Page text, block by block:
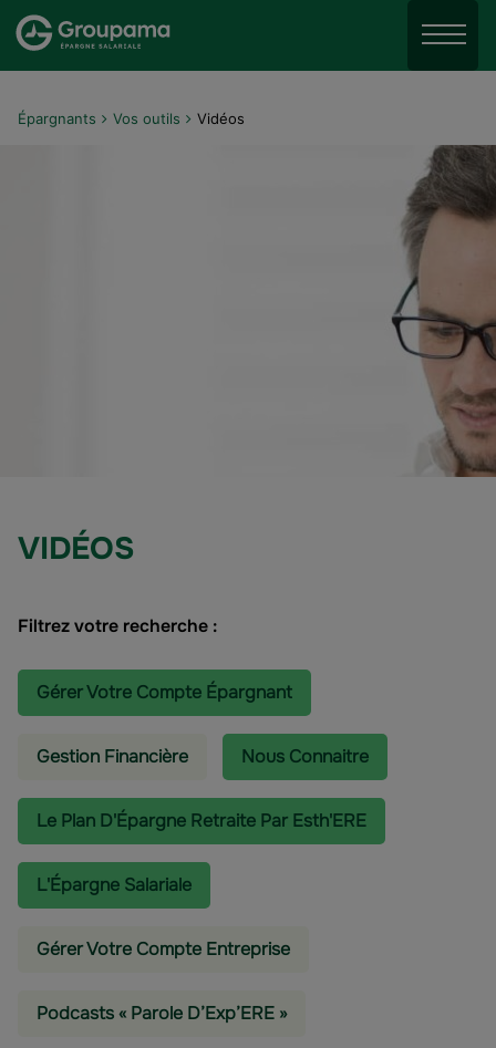
Aller au menu
Aller au contenu
Menu
Épargnants Vos outils Vidéos
VIDÉOS
Filtrez votre recherche :
Gérer Votre Compte Épargnant
Gestion Financière Nous Connaitre
Le Plan D'Épargne Retraite Par Esth'ERE
L'épargne Salariale
Gérer Votre Compte Entreprise
Podcasts « Parole D’Exp’ERE »